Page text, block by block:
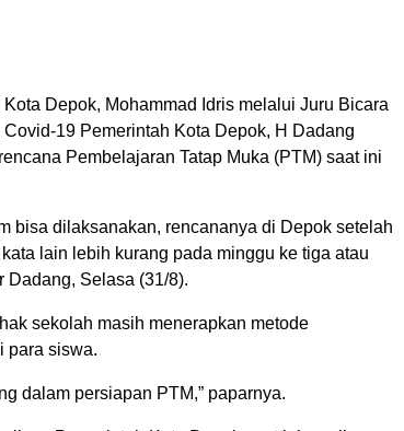
Kota Depok, Mohammad Idris melalui Juru Bicara
19 Pemerintah Kota Depok, H Dadang
Pembelajaran Tatap Muka (PTM) saat ini
bisa dilaksanakan, rencananya di Depok setelah
lain lebih kurang pada minggu ke tiga atau
Dadang, Selasa (31/8).
sekolah masih menerapkan metode
para siswa.
dalam persiapan PTM,” paparnya.